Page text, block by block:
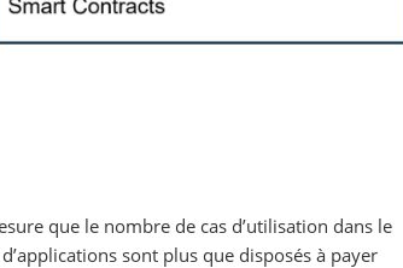
que le nombre de cas d’utilisation dans le
sont plus que disposés à payer